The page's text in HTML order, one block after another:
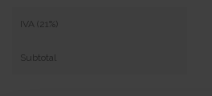
IVA (21%)
Subtotal